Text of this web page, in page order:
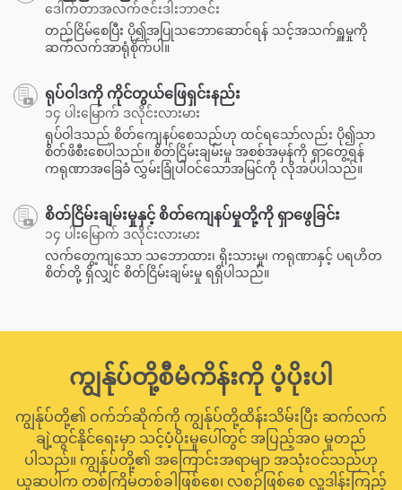
ဒေါက်တာအလက်ဇင်းဒါးဘာဇင်း
တည်ငြိမ်စေပြီး ပို၍အပြုသဘောဆောင်ရန် သင့်အသက်ရှူမှုကို
ဆက်လက်အာရုံစိုက်ပါ။
ရုပ်ဝါဒကို ကိုင်တွယ်ဖြေရှင်းနည်း
၁၄ ပါးမြောက် ဒလိုင်းလားမား
ရုပ်ဝါဒသည် စိတ်ကျေနပ်စေသည်ဟု ထင်ရသော်လည်း ပို၍သာ
စိတ်ဖိစီးစေပါသည်။ စိတ်ငြိမ်းချမ်းမှု အစစ်အမှန်ကို ရှာတွေ့ရန်
ကရုဏာအခြေခံ လွှမ်းခြုံပါဝင်သောအမြင်ကို လိုအပ်ပါသည်။
စိတ်ငြိမ်းချမ်းမှုနှင့် စိတ်ကျေနပ်မှုတို့ကို ရှာဖွေခြင်း
၁၄ ပါးမြောက် ဒလိုင်းလားမား
လက်တွေ့ကျသော သဘောထား၊ ရိုးသားမှု၊ ကရုဏာနှင့် ပရဟိတ
စိတ်တို့ ရှိလျှင် စိတ်ငြိမ်းချမ်းမှု ရရှိပါသည်။
ကျွန်ုပ်တို့စီမံကိန်းကို ပံ့ပိုးပါ
ကျွန်ုပ်တို့၏ ဝက်ဘ်ဆိုက်ကို ကျွန်ုပ်တို့ထိန်းသိမ်းပြီး ဆက်လက်
ချဲ့ထွင်နိုင်ရေးမှာ သင့်ပံ့ပိုးမှုပေါ်တွင် အပြည့်အဝ မူတည်
ပါသည်။ ကျွန်ုပ်တို့၏ အကြောင်းအရာမျာ အသုံးဝင်သည်ဟု
ယူဆပါက တစ်ကြိမ်တစ်ခါဖြစ်စေ၊ လစဉ်ဖြစ်စေ လှူဒါန်းကြည့်